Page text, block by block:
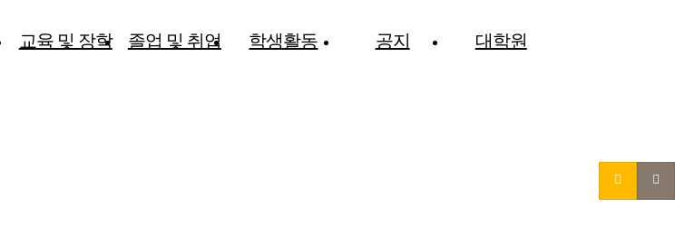
교육 및 장학 졸업 및 취업 학생활동 공지 대학원